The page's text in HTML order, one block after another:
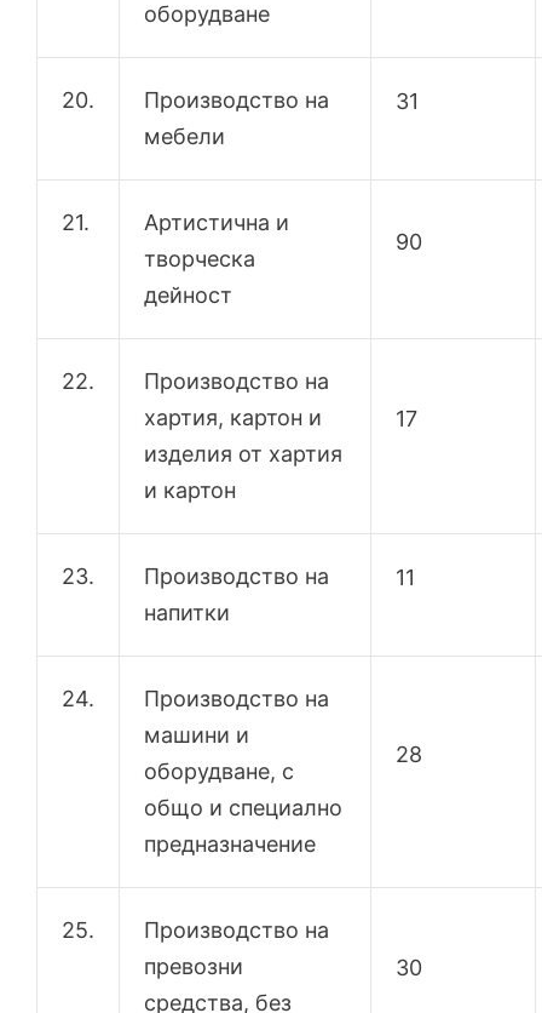
оборудване
20.
Производство на
мебели
31
21.
Артистична и
творческа
дейност
90
22.
Производство на
хартия, картон и
изделия от хартия
и картон
17
23.
Производство на
напитки
11
24.
Производство на
машини и
оборудване, с
общо и специално
предназначение
28
25.
Производство на
превозни
средства, без
30